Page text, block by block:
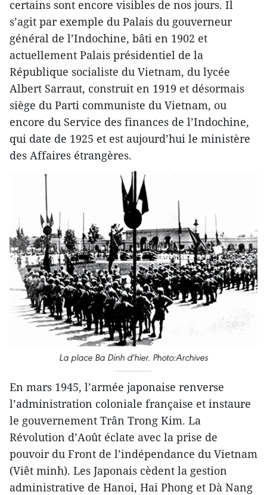
certains sont encore visibles de nos jours. Il
s’agit par exemple du Palais du gouverneur
général de l’Indochine, bâti en 1902 et
actuellement Palais présidentiel de la
République socialiste du Vietnam, du lycée
Albert Sarraut, construit en 1919 et désormais
siège du Parti communiste du Vietnam, ou
encore du Service des finances de l’Indochine,
qui date de 1925 et est aujourd’hui le ministère
des Affaires étrangères.
La place Ba Dinh d'hier. Photo:Archives
En mars 1945, l’armée japonaise renverse
l’administration coloniale française et instaure
le gouvernement Trân Trong Kim. La
Révolution d’Août éclate avec la prise de
pouvoir du Front de l’indépendance du Vietnam
(Viêt minh). Les Japonais cèdent la gestion
administrative de Hanoi, Hai Phong et Dà Nang